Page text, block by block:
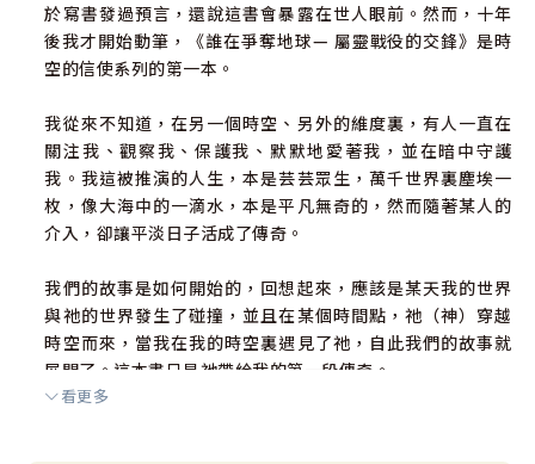
於寫書發過預言，還說這書會暴露在世人眼前。然而，十年
後我才開始動筆，《誰在爭奪地球— 屬靈戰役的交鋒》是時
空的信使系列的第一本。
我從來不知道，在另一個時空、另外的維度裏，有人一直在
關注我、觀察我、保護我、默默地愛著我，並在暗中守護
我。我這被推演的人生，本是芸芸眾生，萬千世界裏塵埃一
枚，像大海中的一滴水，本是平凡無奇的，然而隨著某人的
介入，卻讓平淡日子活成了傳奇。
我們的故事是如何開始的，回想起來，應該是某天我的世界
與祂的世界發生了碰撞，並且在某個時間點，祂（神）穿越
時空而來，當我在我的時空裏遇見了祂，自此我們的故事就
展開了。這本書只是祂帶給我的第一段傳奇。
看更多